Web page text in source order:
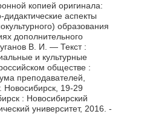
копией оригинала:
аспекты
образования
дополнительного
В. И. — Текст :
и культурные
обществе :
преподавателей,
Новосибирск, 19-29
: Новосибирский
университет, 2016. -